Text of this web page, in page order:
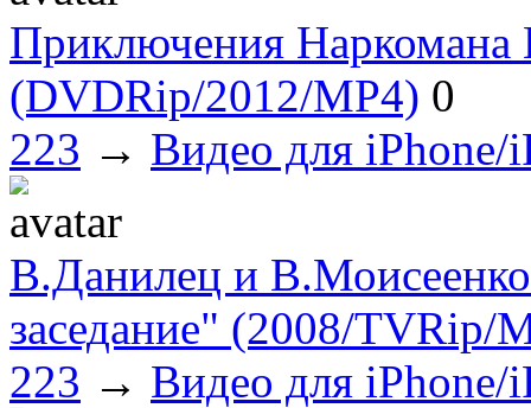
Приключения Наркомана
(DVDRip/2012/MP4) 0
223 → Видео для iPhone/
В.Данилец и
заседание" (2008/TVRip/
223 → Видео для iPhone/